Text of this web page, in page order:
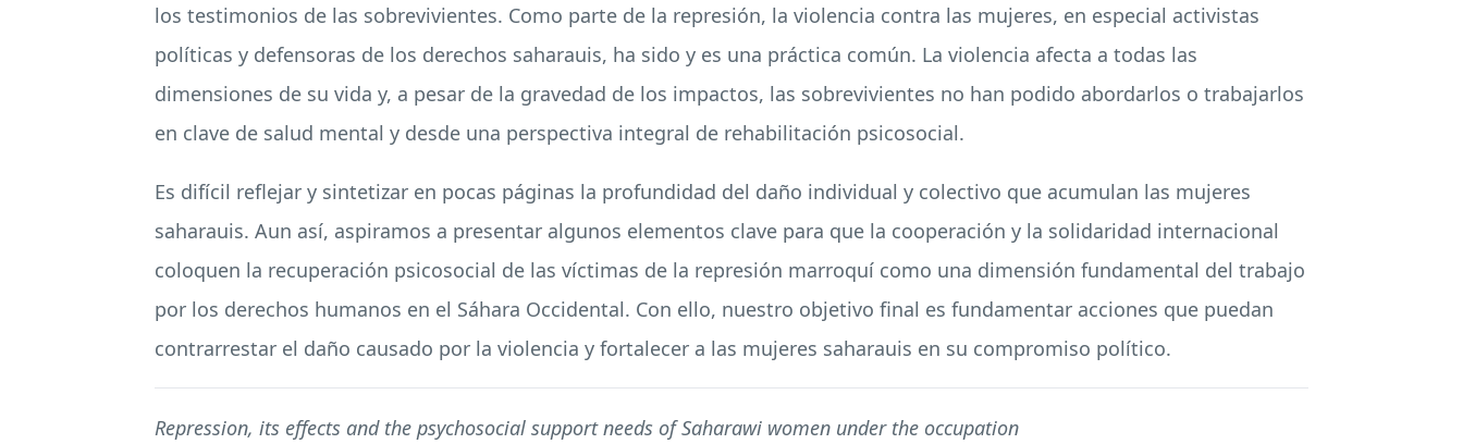
los testimonios de las sobrevivientes. Como parte de la represión, la violencia contra las mujeres, en especial activistas
políticas y defensoras de los derechos saharauis, ha sido y es una práctica común. La violencia afecta a todas las
dimensiones de su vida y, a pesar de la gravedad de los impactos, las sobrevivientes no han podido abordarlos o trabajarlos
en clave de salud mental y desde una perspectiva integral de rehabilitación psicosocial.
Es difícil reflejar y sintetizar en pocas páginas la profundidad del daño individual y colectivo que acumulan las mujeres
saharauis. Aun así, aspiramos a presentar algunos elementos clave para que la cooperación y la solidaridad internacional
coloquen la recuperación psicosocial de las víctimas de la represión marroquí como una dimensión fundamental del trabajo
por los derechos humanos en el Sáhara Occidental. Con ello, nuestro objetivo final es fundamentar acciones que puedan
contrarrestar el daño causado por la violencia y fortalecer a las mujeres saharauis en su compromiso político.
Repression, its effects and the psychosocial support needs of Saharawi women under the occupation